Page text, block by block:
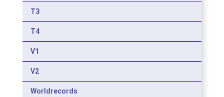
T3
T4
V1
V2
Worldrecords